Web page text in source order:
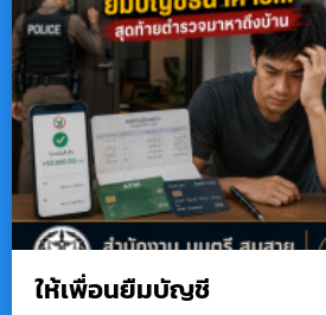
ให้เพื่อนยืมบัญชี